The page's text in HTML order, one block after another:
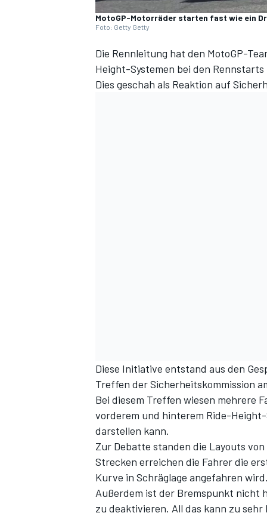
MotoGP-Motorräder starten fast wie ein
Foto: Getty Getty
Die Rennleitung hat den MotoGP-
Height-Systemen bei den
Dies geschah als Reaktion auf
Diese Initiative entstand aus den
Treffen der Sicherheitskommission
Bei diesem Treffen wiesen mehrere
vorderem und hinterem Ride-
darstellen kann.
Zur Debatte standen die Layouts
Strecken erreichen die Fahrer die
Kurve in Schräglage angefahren
Außerdem ist der Bremspunkt nicht
zu deaktivieren. All das kann zu